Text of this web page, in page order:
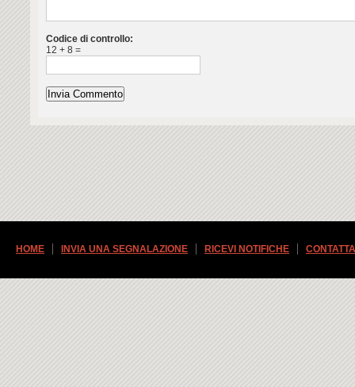
Codice di controllo:
12 + 8 =
HOME INVIA UNA SEGNALAZIONE RICEVI NOTIFICHE